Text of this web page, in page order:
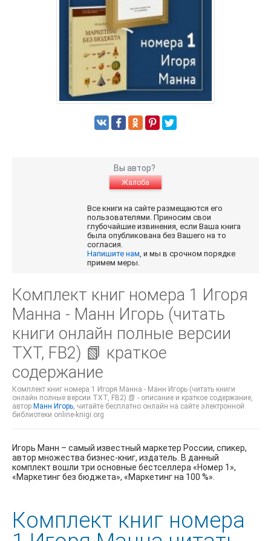
Вы автор?
Жалоба
Все книги на сайте размещаются его
пользователями. Приносим свои
глубочайшие извинения, если Ваша книга
была опубликована без Вашего на то
согласия.
Напишите нам, и мы в срочном порядке
примем меры.
Комплект книг номера 1 Игоря
Манна - Манн Игорь (читать
книги онлайн полные версии
TXT, FB2) 📗 краткое
содержание
Комплект книг номера 1 Игоря Манна - Манн Игорь (читать книги
онлайн полные версии TXT, FB2) 📗 - описание и краткое содержание,
автор Манн Игорь, читайте бесплатно онлайн на сайте электронной
библиотеки online-knigi.org
Игорь Манн – самый известный маркетер России, спикер,
автор множества бизнес-книг, издатель. В данный
комплект вошли три основные бестселлера «Номер 1»,
«Маркетинг без бюджета», «Маркетинг на 100 %».
Комплект книг номера